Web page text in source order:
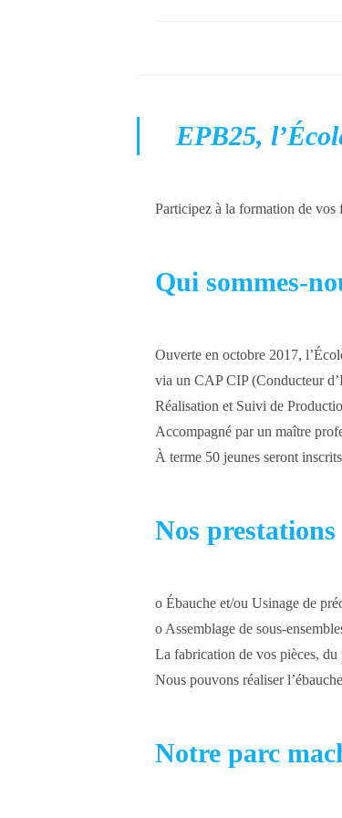
EPB25,
Participez à la formation de vos
Qui sommes-
Ouverte en octobre 2017,
via un CAP CIP (Conducteur
Réalisation et Suivi de
Accompagné par un maître
À terme 50 jeunes seront
Nos prestations
o Ébauche et/ou Usinage de
o Assemblage de sous-
La fabrication de vos pièces, du
Nous pouvons réaliser
Notre parc